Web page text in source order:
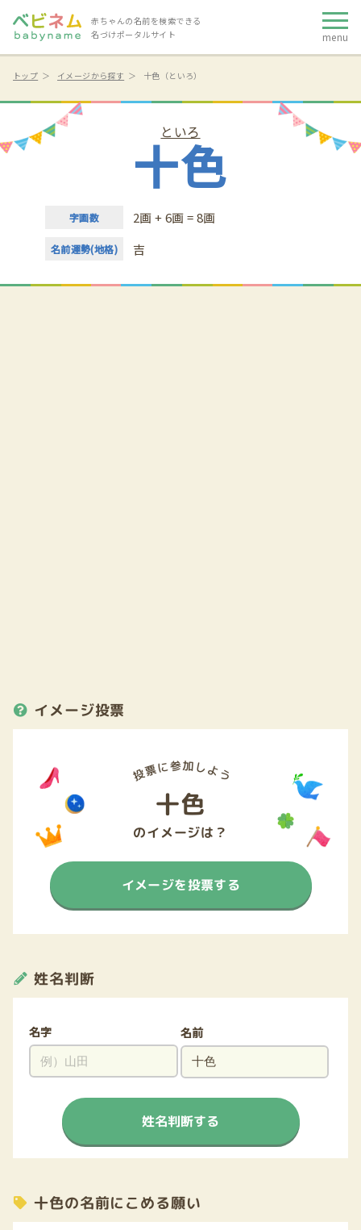
赤ちゃんの名前を検索できる
名づけポータルサイト
menu
トップ イメージから探す 十色（といろ）
といろ
十色
字画数 2画 + 6画 = 8画
名前運勢(地格) 吉
イメージ投票
十色
のイメージは？
イメージを投票する
姓名判断
名字 名前
姓名判断する
十色の名前にこめる願い